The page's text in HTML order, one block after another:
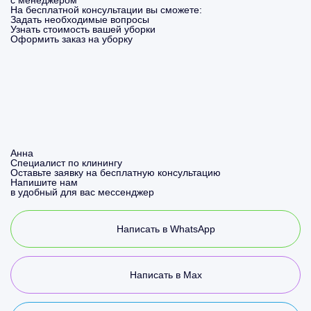
На бесплатной консультации вы сможете:
Задать необходимые вопросы
Узнать стоимость вашей уборки
Оформить заказ на уборку
Анна
Специалист по клинингу
Оставьте заявку на бесплатную консультацию
Напишите нам
в удобный для вас мессенджер
Написать в WhatsApp
Написать в Max